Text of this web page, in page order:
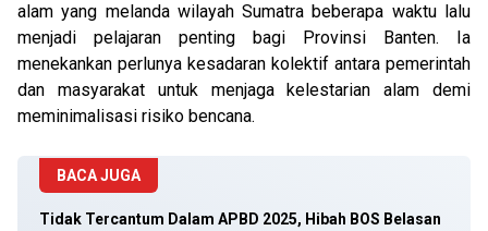
alam yang melanda wilayah Sumatra beberapa waktu lalu
menjadi pelajaran penting bagi Provinsi Banten. Ia
menekankan perlunya kesadaran kolektif antara pemerintah
dan masyarakat untuk menjaga kelestarian alam demi
meminimalisasi risiko bencana.
BACA JUGA
Tidak Tercantum Dalam APBD 2025, Hibah BOS Belasan